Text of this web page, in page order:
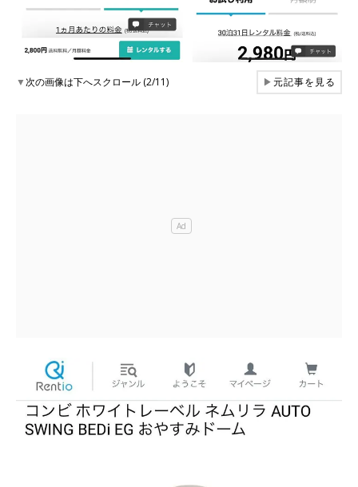
▼次の画像は下へスクロール (2/11) ▶元記事を見る